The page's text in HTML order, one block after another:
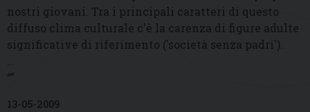
nostri giovani. Tra i principali caratteri di questo
diffuso clima culturale c'è la carenza di figure adulte
significative di riferimento ('società senza padri').
“”
13-05-2009